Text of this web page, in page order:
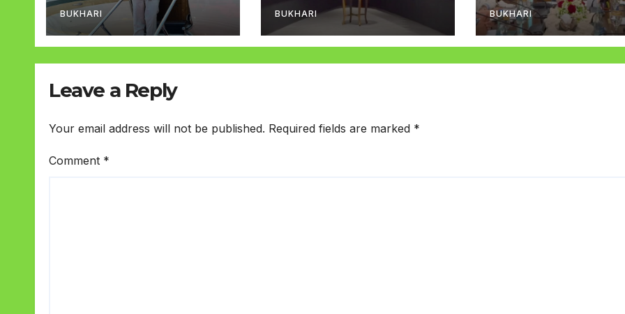
BUKHARI BUKHARI BUKHARI
Leave a Reply
Your email address will not be published. Required fields are marked *
Comment *